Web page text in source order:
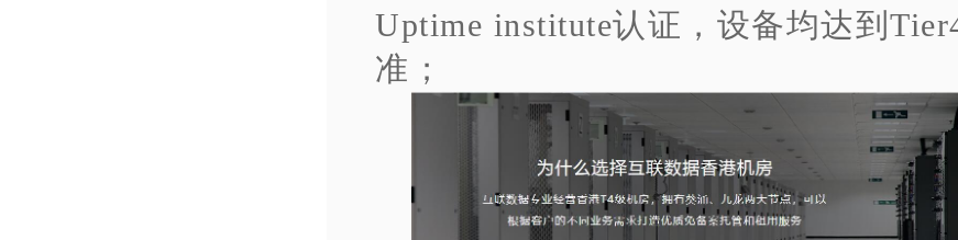
Uptime institute认证，设备均达到
准；